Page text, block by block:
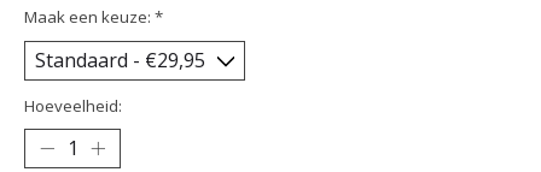
Maak een keuze: *
Hoeveelheid: